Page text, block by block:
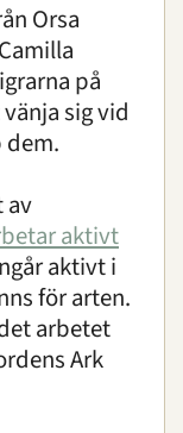
Orsa
på
sig vid
dem.
av
aktivt
aktivt i
för arten.
arbetet
Ark